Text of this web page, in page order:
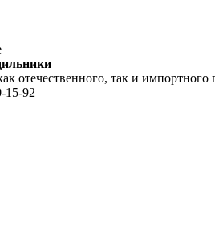
отечественного, так и импортного
15-92